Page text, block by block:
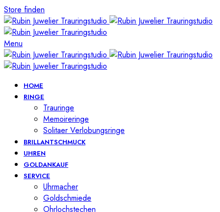
Store finden
Menu
HOME
RINGE
Trauringe
Memoireringe
Solitaer Verlobungsringe
BRILLANTSCHMUCK
UHREN
GOLDANKAUF
SERVICE
Uhrmacher
Goldschmiede
Ohrlochstechen